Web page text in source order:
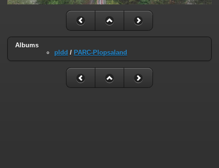
Albums
pldd / PARC-Plopsaland